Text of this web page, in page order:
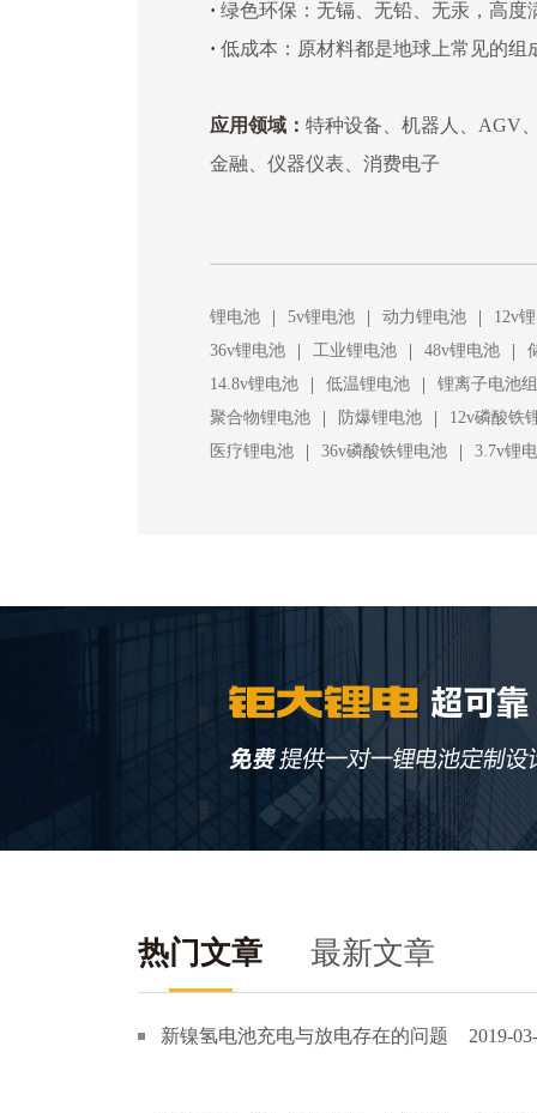
· 绿色环保：无镉、无铅、无汞，高度
· 低成本：原材料都是地球上常见的组
应用领域： 特种设备、机器人、AGV
金融、仪器仪表、消费电子
锂电池 | 5v锂电池 | 动力锂电池 |
12v
36v锂电池
| 工业锂电池 | 48v锂电池 |
14.8v锂电池
| 低温锂电池 |
锂离子电池组
聚合物锂电池
| 防爆锂电池 |
12v磷酸铁
医疗锂电池
| 36v磷酸铁锂电池 | 3.7v锂
热门文章 最新文章
新镍氢电池充电与放电存在的问题 2019-